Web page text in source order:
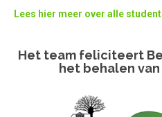
Lees hier meer over alle
Het team feliciteert
het behalen